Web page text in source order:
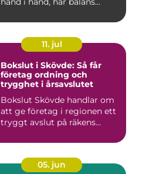
11. jul
Bokslut i Skövde: Så får
företag ordning och
trygghet i årsavslutet
Bokslut Skövde handlar om
att ge företag i regionen ett
tryggt avslut på räkens...
05. jun